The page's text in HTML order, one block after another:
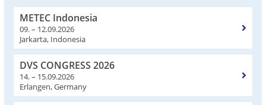
METEC Indonesia
09. – 12.09.2026
Jarkarta, Indonesia
DVS CONGRESS 2026
14. – 15.09.2026
Erlangen, Germany